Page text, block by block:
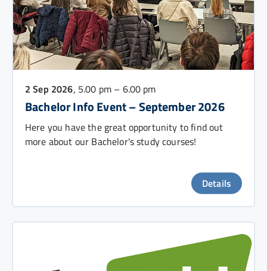
2 Sep 2026, 5.00 pm – 6.00 pm
Bachelor Info Event – September 2026
Here you have the great opportunity to find out
more about our Bachelor's study courses!
Details